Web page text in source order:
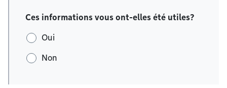
Ces informations vous ont-elles été utiles?
Oui
Non